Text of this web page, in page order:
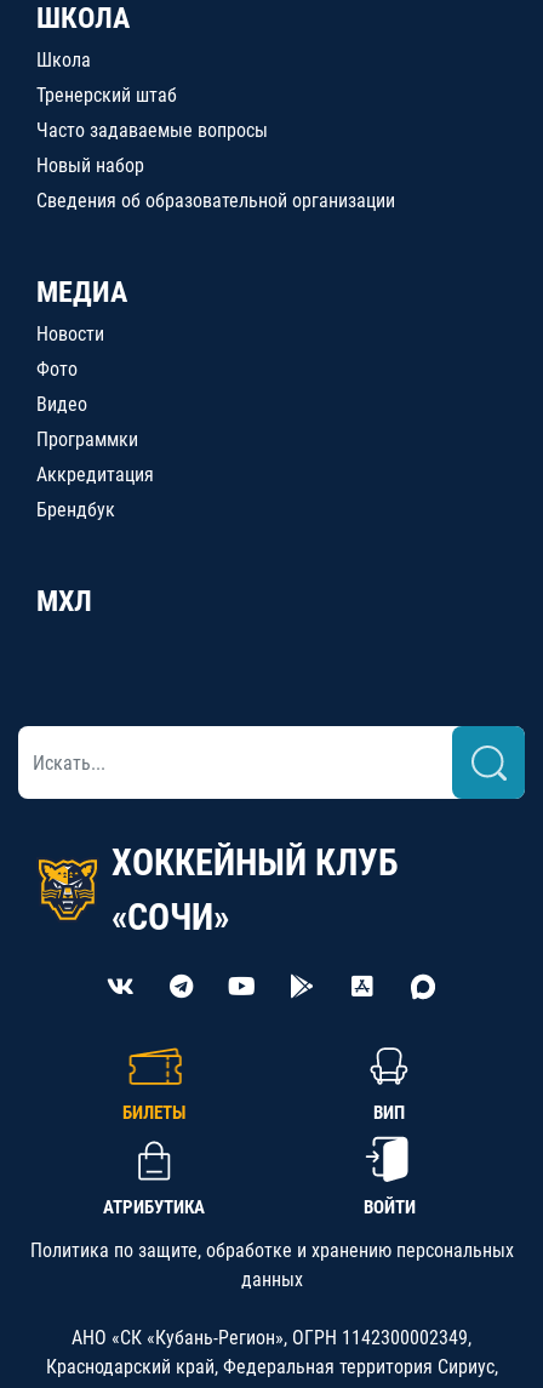
ШКОЛА
Школа
Тренерский штаб
Часто задаваемые вопросы
Новый набор
Сведения об образовательной организации
МЕДИА
Новости
Фото
Видео
Программки
Аккредитация
Брендбук
МХЛ
ХОККЕЙНЫЙ КЛУБ
«СОЧИ»
БИЛЕТЫ ВИП
АТРИБУТИКА ВОЙТИ
Политика по защите, обработке и хранению персональных
данных
АНО «СК «Кубань-Регион», ОГРН 1142300002349,
Краснодарский край, Федеральная территория Сириус,